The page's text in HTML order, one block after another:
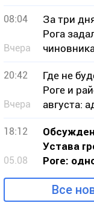
не
08:04
Вчера
За три
Рога
20:42
Вчера
Где не
Роге и
августа:
18:12
05.08
Устава
Роге:
мало,
Все